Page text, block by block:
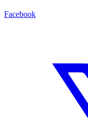
Facebook